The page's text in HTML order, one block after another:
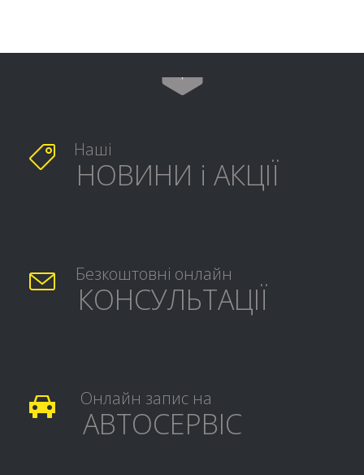
 Наші
НОВИНИ і АКЦІЇ
 Безкоштовні онлайн
КОНСУЛЬТАЦІЇ
 Онлайн запис на
АВТОСЕРВІС